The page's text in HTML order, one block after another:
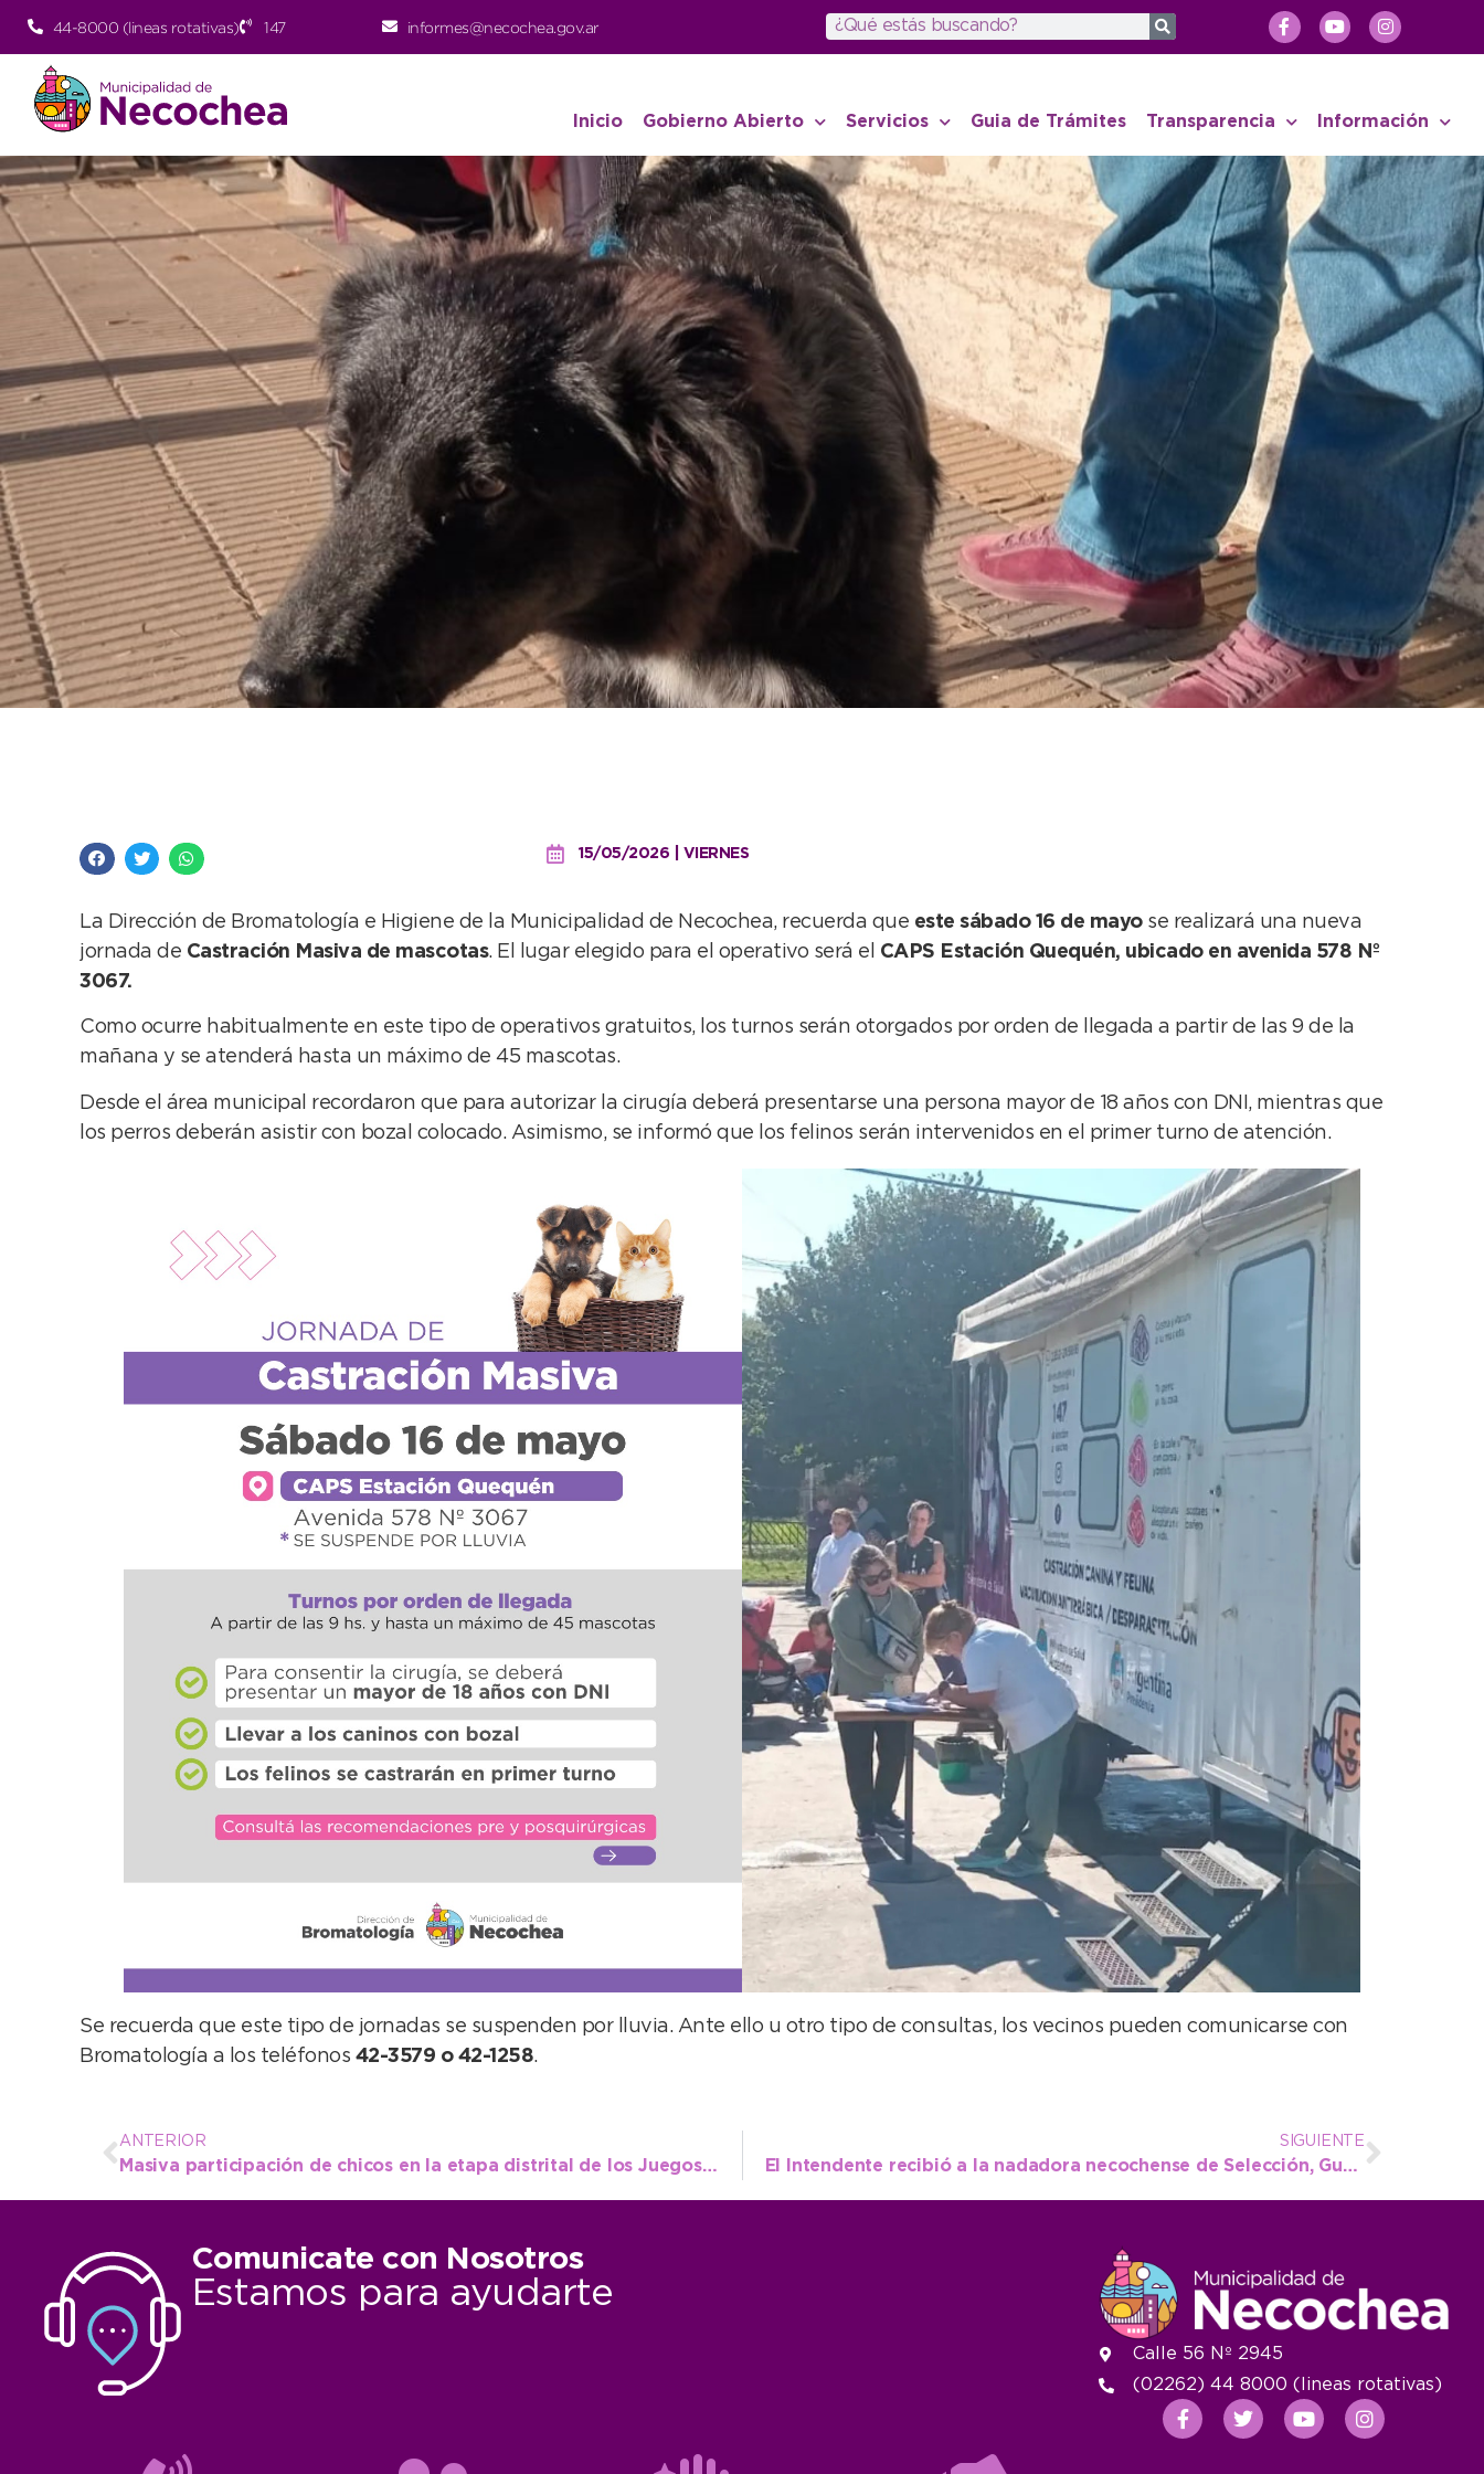
44-8000 (lineas rotativas) 147 informes@necochea.gov.ar
Inicio Gobierno Abierto Servicios Guia de Trámites Transparencia Información
15/05/2026 | VIERNES
La Dirección de Bromatología e Higiene de la Municipalidad de Necochea, recuerda que este sábado 16 de mayose realizará una nueva
jornada de Castración Masiva de mascotas. El lugar elegido para el operativo será el CAPS Estación Quequén, ubicado en avenida 578 Nº
3067.
Como ocurre habitualmente en este tipo de operativos gratuitos, los turnos serán otorgados por orden de llegada a partir de las 9 de la
mañana y se atenderá hasta un máximo de 45 mascotas.
Desde el área municipal recordaron que para autorizar la cirugía deberá presentarse una persona mayor de 18 años con DNI, mientras que
los perros deberán asistir con bozal colocado. Asimismo, se informó que los felinos serán intervenidos en el primer turno de atención.
Se recuerda que este tipo de jornadas se suspenden por lluvia. Ante ello u otro tipo de consultas, los vecinos pueden comunicarse con
Bromatología a los teléfonos 42-3579 o 42-1258.
ANTERIOR
Masiva participación de chicos en la etapa distrital de los Juegos Escolares Bonaerenses
SIGUIENTE
El Intendente recibió a la nadadora necochense de Selección, Guadalupe Angiolini
Comunicate con Nosotros
Estamos para ayudarte
Calle 56 Nº 2945
(02262) 44 8000 (lineas rotativas)